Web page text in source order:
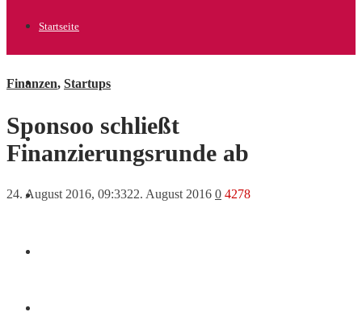
Startseite
Allgemein
News
Finanzen, Startups
Sponsoo schließt
Finanzierungsrunde ab
24. August 2016, 09:3322. August 2016 0 4278